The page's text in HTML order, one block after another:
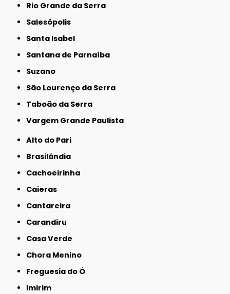
Rio Grande da Serra
Salesópolis
Santa Isabel
Santana de Parnaíba
Suzano
São Lourenço da Serra
Taboão da Serra
Vargem Grande Paulista
Alto do Pari
Brasilândia
Cachoeirinha
Caieras
Cantareira
Carandiru
Casa Verde
Chora Menino
Freguesia do Ó
Imirim